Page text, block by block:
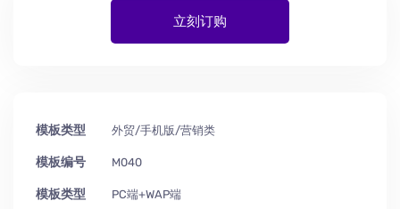
立刻订购
模板类型 外贸/手机版/营销类
模板编号 M040
模板类型 PC端+WAP端